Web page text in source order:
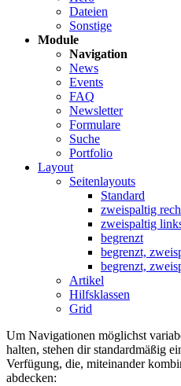
Dateien
Sonstige
Module
Navigation
News
Events
FAQ
Newsletter
Formulare
Suche
Portfolio
Layout
Seitenlayouts
Standard
zweispaltig
zweispaltig
begrenzt
begrenzt,
begrenzt,
Artikel
Hilfsklassen
Grid
Um Navigationen möglichst
halten, stehen dir standardmäßig
Verfügung, die, miteinander
abdecken: